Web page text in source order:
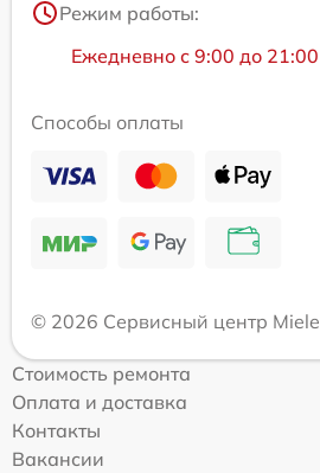
Режим работы:
Ежедневно с 9:00 до 21:00
Способы оплаты
© 2026 Сервисный центр Miele
Стоимость ремонта
Оплата и доставка
Контакты
Вакансии